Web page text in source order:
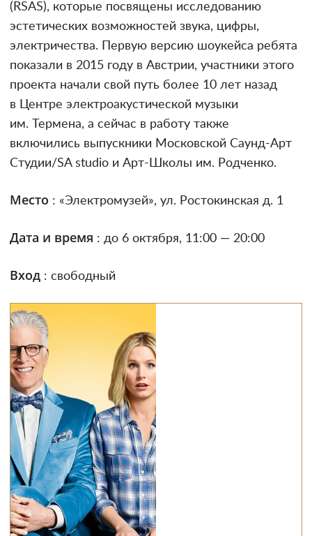
(RSAS), которые посвящены исследованию
эстетических возможностей звука, цифры,
электричества. Первую версию шоукейса ребята
показали в 2015 году в Австрии, участники этого
проекта начали свой путь более 10 лет назад
в Центре электроакустической музыки
им. Термена, а сейчас в работу также
включились выпускники Московской Саунд-Арт
Студии/SA studio и Арт-Школы им. Родченко.
Место : «Электромузей», ул. Ростокинская д. 1
Дата и время : до 6 октября, 11:00 — 20:00
Вход : свободный